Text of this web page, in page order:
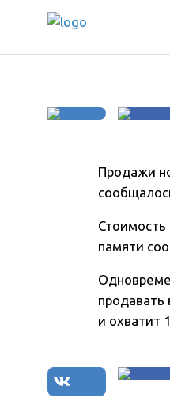
Продажи
Стоимость
памяти
продавать
и охватит